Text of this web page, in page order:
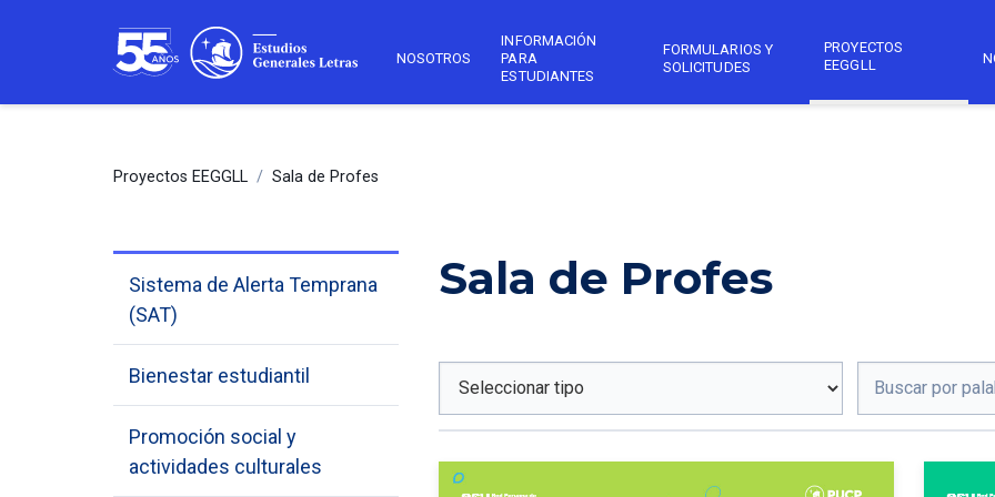
NOSOTROS
INFORMACIÓN
PARA
ESTUDIANTES
FORMULARIOS Y
SOLICITUDES
PROYECTOS
EEGGLL
Proyectos EEGGLL / Sala de Profes
Sistema de Alerta Temprana
(SAT)
Bienestar estudiantil
Promoción social y
actividades culturales
Sala de Profes